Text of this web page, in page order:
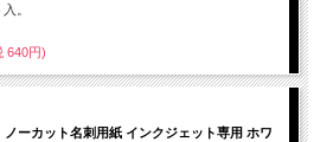
。
640円)
ノーカット名刺用紙 インクジェット専用 ホワ